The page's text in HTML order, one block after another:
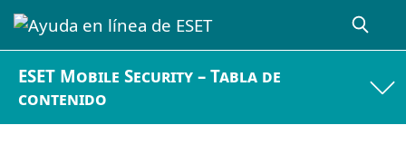
ESET Mobile Security – Tabla de
contenido